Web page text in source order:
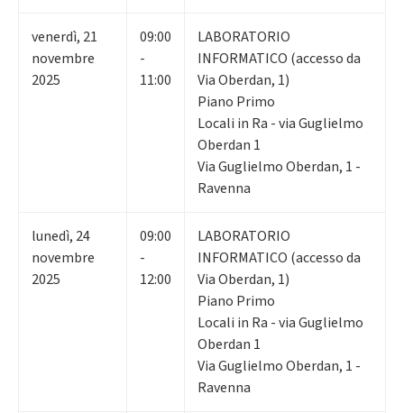
venerdì, 21
novembre
2025
09:00
-
11:00
LABORATORIO
INFORMATICO (accesso da
Via Oberdan, 1)
Piano Primo
Locali in Ra - via Guglielmo
Oberdan 1
Via Guglielmo Oberdan, 1 -
Ravenna
lunedì, 24
novembre
2025
09:00
-
12:00
LABORATORIO
INFORMATICO (accesso da
Via Oberdan, 1)
Piano Primo
Locali in Ra - via Guglielmo
Oberdan 1
Via Guglielmo Oberdan, 1 -
Ravenna